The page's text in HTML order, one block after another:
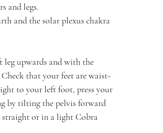
and legs.
and the solar plexus chakra
upwards and with the
that your feet are waist-
to your left foot, press your
by tilting the pelvis forward
straight or in a light Cobra